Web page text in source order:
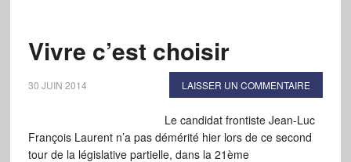
Vivre c’est choisir
30 JUIN 2014 LAISSER UN COMMENTAIRE
Le candidat frontiste Jean-Luc
François Laurent n’a pas démérité hier lors de ce second
tour de la législative partielle, dans la 21ème